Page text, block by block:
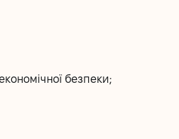
безпеки;